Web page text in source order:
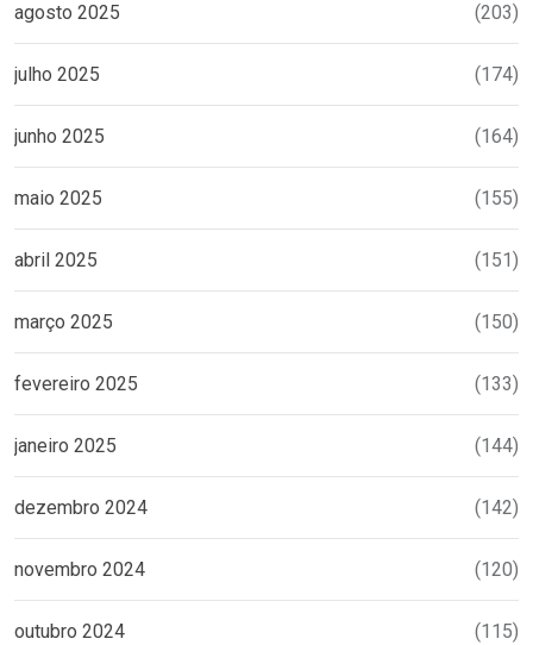
agosto 2025 (203)
julho 2025 (174)
junho 2025 (164)
maio 2025 (155)
abril 2025 (151)
março 2025 (150)
fevereiro 2025 (133)
janeiro 2025 (144)
dezembro 2024 (142)
novembro 2024 (120)
outubro 2024 (115)